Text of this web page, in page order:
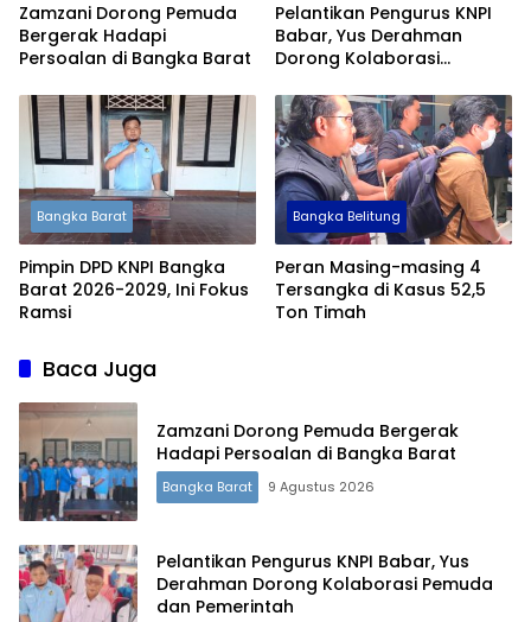
Zamzani Dorong Pemuda
Bergerak Hadapi
Persoalan di Bangka Barat
Pelantikan Pengurus KNPI
Babar, Yus Derahman
Dorong Kolaborasi
Bangka Barat
Pimpin DPD KNPI Bangka
Barat 2026-2029, Ini Fokus
Ramsi
Bangka Belitung
Peran Masing-masing 4
Tersangka di Kasus 52,5
Ton Timah
Baca Juga
Zamzani Dorong Pemuda Bergerak
Hadapi Persoalan di Bangka Barat
Bangka Barat 9 Agustus 2026
Pelantikan Pengurus KNPI Babar, Yus
Derahman Dorong Kolaborasi Pemuda
dan Pemerintah